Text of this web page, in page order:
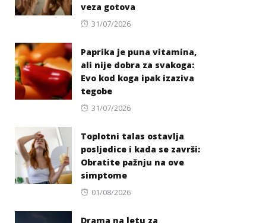
veza gotova
Posted
31/07/2026
Paprika je puna vitamina,
ali nije dobra za svakoga:
Evo kod koga ipak izaziva
tegobe
Posted
31/07/2026
Toplotni talas ostavlja
posljedice i kada se završi:
Obratite pažnju na ove
simptome
Posted
01/08/2026
Drama na letu za